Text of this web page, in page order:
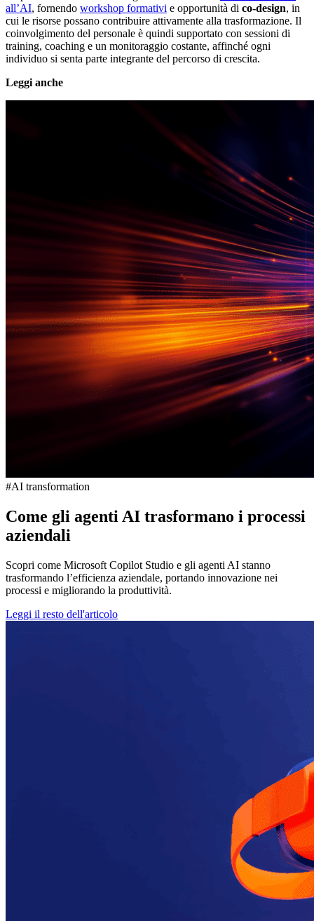
all’AI, fornendo workshop formativi e opportunità di co-design, in
cui le risorse possano contribuire attivamente alla trasformazione. Il
coinvolgimento del personale è quindi supportato con sessioni di
training, coaching e un monitoraggio costante, affinché ogni
individuo si senta parte integrante del percorso di crescita.
Leggi anche
#AI transformation
Come gli agenti AI trasformano i processi
aziendali
Scopri come Microsoft Copilot Studio e gli agenti AI stanno
trasformando l’efficienza aziendale, portando innovazione nei
processi e migliorando la produttività.
Leggi il resto dell'articolo